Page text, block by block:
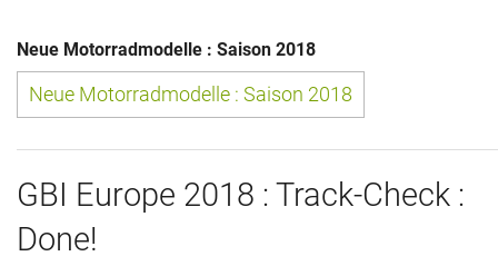
Neue Motorradmodelle : Saison 2018
Neue Motorradmodelle : Saison 2018
GBI Europe 2018 : Track-Check :
Done!